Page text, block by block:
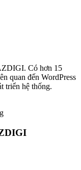
Có hơn 15
quan đến WordPress
triển hệ thống.